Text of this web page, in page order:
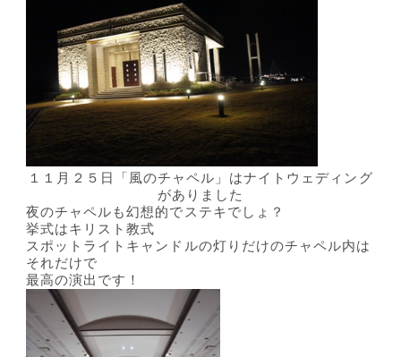
１１月２５日「風のチャペル」はナイトウェディング
がありました
夜のチャペルも幻想的でステキでしょ？
挙式はキリスト教式
スポットライトキャンドルの灯りだけのチャペル内は
それだけで
最高の演出です！